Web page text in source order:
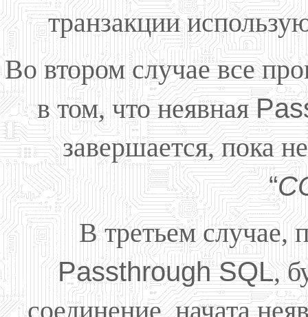
транзакции
Во втором случае все
в том, что неявная
завершается, пока
“
В третьем случае,
Passthrough SQL,
соединение, начата